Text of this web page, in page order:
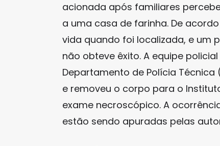
acionada após familiares
a uma casa de farinha. De
vida quando foi localizada, e um
não obteve êxito. A equipe
Departamento de Polícia
e removeu o corpo para o
exame necroscópico. A
estão sendo apuradas pelas